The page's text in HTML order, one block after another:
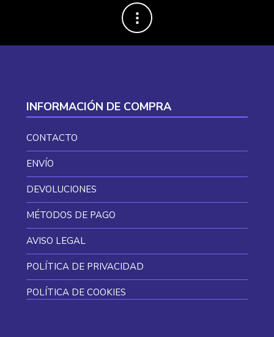
INFORMACIÓN DE COMPRA
CONTACTO
ENVÍO
DEVOLUCIONES
MÉTODOS DE PAGO
AVISO LEGAL
POLÍTICA DE PRIVACIDAD
POLÍTICA DE COOKIES